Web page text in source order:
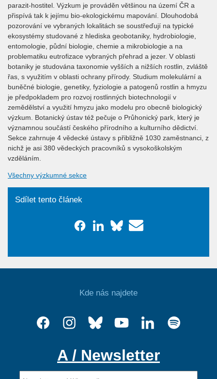
parazit-hostitel. Výzkum je prováděn většinou na území ČR a
přispívá tak k jejímu bio-ekologickému mapování. Dlouhodobá
pozorování ve vybraných lokalitách se soustřeďují na typické
ekosystémy studované z hlediska geobotaniky, hydrobiologie,
entomologie, půdní biologie, chemie a mikrobiologie a na
problematiku eutrofizace vybraných přehrad a jezer. V oblasti
botaniky je studována taxonomie vyšších a nižších rostlin, zvláště
řas, s využitím v oblasti ochrany přírody. Studium molekulární a
buněčné biologie, genetiky, fyziologie a patogenů rostlin a hmyzu
je předpokladem pro rozvoj rostlinných biotechnologií v
zemědělství a využití hmyzu jako modelu pro obecně biologický
výzkum. Botanický ústav též pečuje o Průhonický park, který je
významnou součástí českého přírodního a kulturního dědictví.
Sekce zahrnuje 4 vědecké ústavy s přibližně 1030 zaměstnanci, z
nichž je asi 380 vědeckých pracovníků s vysokoškolským
vzděláním.
Všechny výzkumné sekce
Sdílet tento článek
Kde nás najdete
A / Newsletter